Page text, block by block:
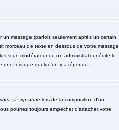
message (parfois seulement après un certain
morceau de texte en dessous de votre message
si un modérateur ou un administrateur édite le
une fois que quelqu'un y a répondu.
sa signaturelors de la composition d'un
pourrez toujours empêcher d'attacher votre